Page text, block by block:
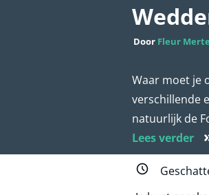
Door Fleur
Waar moet je
verschillende
natuurlijk de
Lees verder